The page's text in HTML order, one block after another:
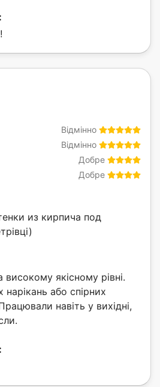
Відмінно
Відмінно
Добре
Добре
из кирпича под
високому якісному рівні.
нарікань або спірних
навіть у вихідні,